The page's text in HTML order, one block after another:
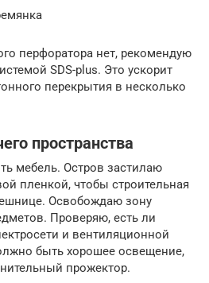
перфоратора нет, рекомендую
SDS-plus. Это ускорит
перекрытия в несколько
пространства
мебель. Остров застилаю
пленкой, чтобы строительная
Освобождаю зону
Проверяю, есть ли
и вентиляционной
быть хорошее освещение,
прожектор.